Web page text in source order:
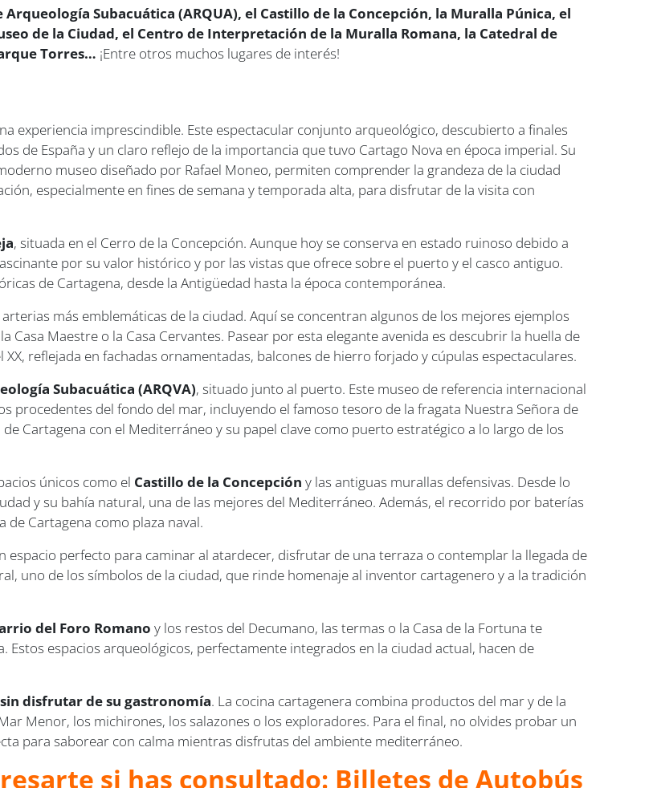
Subacuática (ARQUA), el Castillo de la Concepción, la Muralla Púnica, el
de la Ciudad, el Centro de Interpretación de la Muralla Romana, la Catedral de
Torres… ¡Entre otros muchos lugares de interés!
experiencia imprescindible. Este espectacular conjunto arqueológico, descubierto a finales
de España y un claro reflejo de la importancia que tuvo Cartago Nova en época imperial. Su
museo diseñado por Rafael Moneo, permiten comprender la grandeza de la ciudad
especialmente en fines de semana y temporada alta, para disfrutar de la visita con
, situada en el Cerro de la Concepción. Aunque hoy se conserva en estado ruinoso debido a
por su valor histórico y por las vistas que ofrece sobre el puerto y el casco antiguo.
de Cartagena, desde la Antigüedad hasta la época contemporánea.
arterias más emblemáticas de la ciudad. Aquí se concentran algunos de los mejores ejemplos
Maestre o la Casa Cervantes. Pasear por esta elegante avenida es descubrir la huella de
reflejada en fachadas ornamentadas, balcones de hierro forjado y cúpulas espectaculares.
Subacuática (ARQVA), situado junto al puerto. Este museo de referencia internacional
procedentes del fondo del mar, incluyendo el famoso tesoro de la fragata Nuestra Señora de
Cartagena con el Mediterráneo y su papel clave como puerto estratégico a lo largo de los
únicos como el Castillo de la Concepción y las antiguas murallas defensivas. Desde lo
y su bahía natural, una de las mejores del Mediterráneo. Además, el recorrido por baterías
Cartagena como plaza naval.
espacio perfecto para caminar al atardecer, disfrutar de una terraza o contemplar la llegada de
uno de los símbolos de la ciudad, que rinde homenaje al inventor cartagenero y a la tradición
del Foro Romano y los restos del Decumano, las termas o la Casa de la Fortuna te
espacios arqueológicos, perfectamente integrados en la ciudad actual, hacen de
disfrutar de su gastronomía. La cocina cartagenera combina productos del mar y de la
Menor, los michirones, los salazones o los exploradores. Para el final, no olvides probar un
para saborear con calma mientras disfrutas del ambiente mediterráneo.
si has consultado: Billetes de Autobús